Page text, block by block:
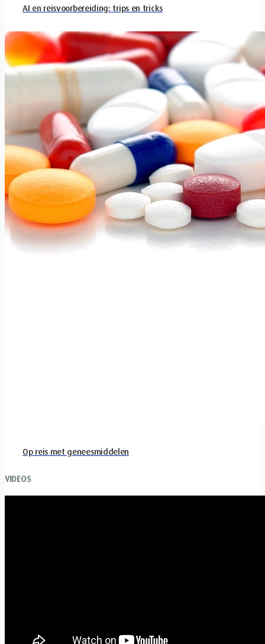
AI en reisvoorbereiding: trips en tricks
Op reis met geneesmiddelen
VIDEOS